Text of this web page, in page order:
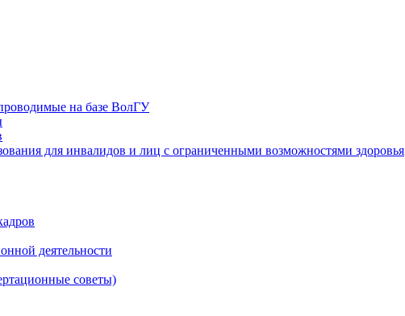
на базе ВолГУ
для инвалидов и лиц с ограниченными возможностями здоровья
деятельности
советы)